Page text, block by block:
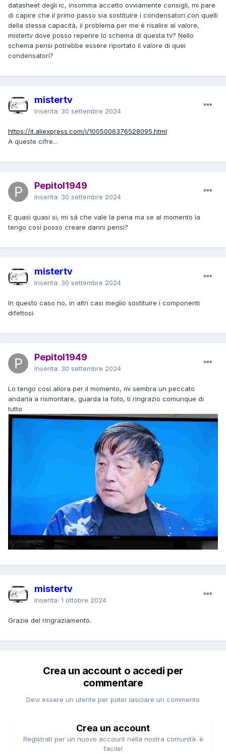
datasheet degli ic, insomma accetto ovviamente consigli, mi pare
di capire che il primo passo sia sostituire i condensatori con quelli
della stessa capacità, il problema per me é risalire al valore,
mistertv dove posso reperire lo schema di questa tv? Nello
schema pensi potrebbe essere riportato il valore di quei
condensatori?
mistertv
Inserita: 30 settembre 2024
https://it.aliexpress.com/i/1005006376528095.html
A queste cifre...
Pepitol1949
Inserita: 30 settembre 2024
E quasi quasi si, mi sá che vale la pena ma se al momento la
tengo così posso creare danni pensi?
mistertv
Inserita: 30 settembre 2024
In questo caso no, in altri casi meglio sostituire i componenti
difettosi.
Pepitol1949
Inserita: 30 settembre 2024
Lo tengo così allora per il momento, mi sembra un peccato
andarla a rismontare, guarda la foto, ti ringrazio comunque di
tutto
mistertv
Inserita: 1 ottobre 2024
Grazie del ringraziamento.
Crea un account o accedi per
commentare
Devi essere un utente per poter lasciare un commento
Crea un account
Registrati per un nuovo account nella nostra comunità. è
facile!